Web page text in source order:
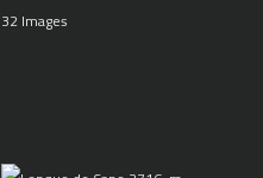
32 Images